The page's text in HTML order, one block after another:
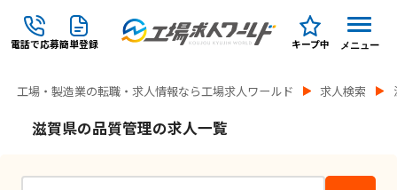
電話で応募簡単登録 キープ中 メニュー
工場・製造業の転職・求人情報なら工場求人ワールド 求人検索
滋賀県の品質管理の求人一覧